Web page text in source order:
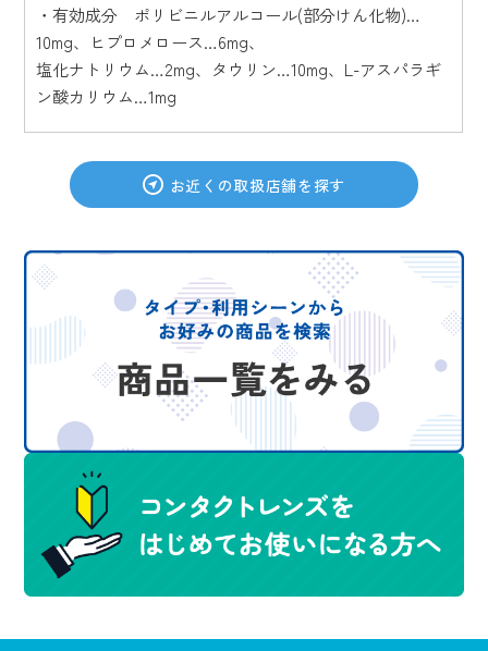
・有効成分 ポリビニルアルコール(部分けん化物)…
10mg、ヒプロメロース…6mg、
塩化ナトリウム…2mg、タウリン…10mg、L-アスパラギ
ン酸カリウム…1mg
お近くの取扱店舗を探す